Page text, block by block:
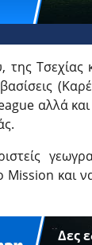
Τσεχίας
αλλά
και
Δες